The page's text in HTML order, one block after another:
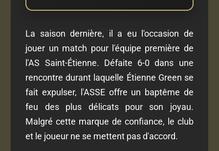
La saison dernière, il a eu l'occasion de
jouer un match pour l'équipe première de
l'AS Saint-Étienne. Défaite 6-0 dans une
rencontre durant laquelle Étienne Green se
fait expulser, l'ASSE offre un baptême de
feu des plus délicats pour son joyau.
Malgré cette marque de confiance, le club
et le joueur ne se mettent pas d'accord.